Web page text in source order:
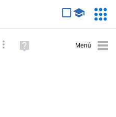
Búsqueda avanzada
Ayuda
(en